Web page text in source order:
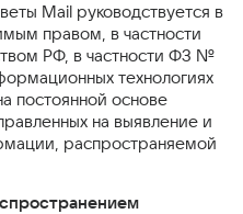
Mail руководствуется в
правом, в частности
РФ, в частности ФЗ №
технологиях
постоянной основе
на выявление и
распространяемой